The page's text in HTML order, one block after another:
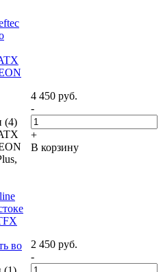
(4)
4 450 руб.
-
+
В корзину
во
2 450 руб.
-